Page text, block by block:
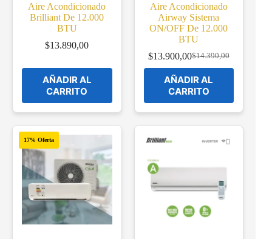
Aire Acondicionado
Brilliant De 12.000
BTU
$13.890,00
AÑADIR AL
CARRITO
Aire Acondicionado
Airway Sistema
ON/OFF De 12.000
BTU
$14.390,00
Original
price
was:
$14.390,00.
$13.900,00Current
price
is:
$13.900,00.
AÑADIR AL
CARRITO
17% Oferta